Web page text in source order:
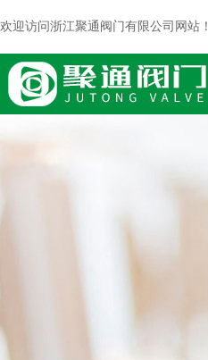
欢迎访问浙江聚通阀门有限公司网站！